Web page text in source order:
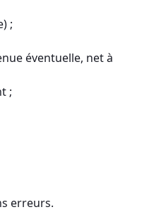
;
éventuelle, net à
;
erreurs.